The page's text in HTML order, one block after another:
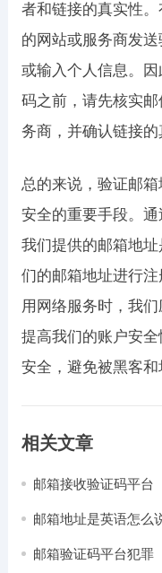
者和链接的真实性
的网站或服务商发
或输入个人信息。
码之前，请先核实
务商，并确认链接的
总的来说，验证邮
安全的重要手段。
我们提供的邮箱地
们的邮箱地址进行
用网络服务时，我
提高我们的账户安
安全，避免被黑客和
相关文章
邮箱接收验证码平台
邮箱地址是英语怎么
邮箱验证码平台犯罪